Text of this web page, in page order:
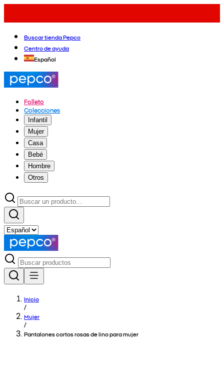
Buscar tienda Pepco
Centro de ayuda
Español
Folleto
Colecciones
Infantil
Mujer
Casa
Bebé
Hombre
Otros
Inicio
/
Mujer
/
Pantalones cortos rosas de lino para mujer